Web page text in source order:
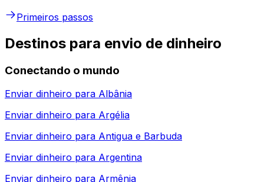
Primeiros passos
Destinos para envio de dinheiro
Conectando o mundo
Enviar dinheiro para Albânia
Enviar dinheiro para Argélia
Enviar dinheiro para Antigua e Barbuda
Enviar dinheiro para Argentina
Enviar dinheiro para Armênia